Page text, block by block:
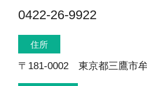
0422-26-9922
住所
〒181-0002 東京都三鷹市